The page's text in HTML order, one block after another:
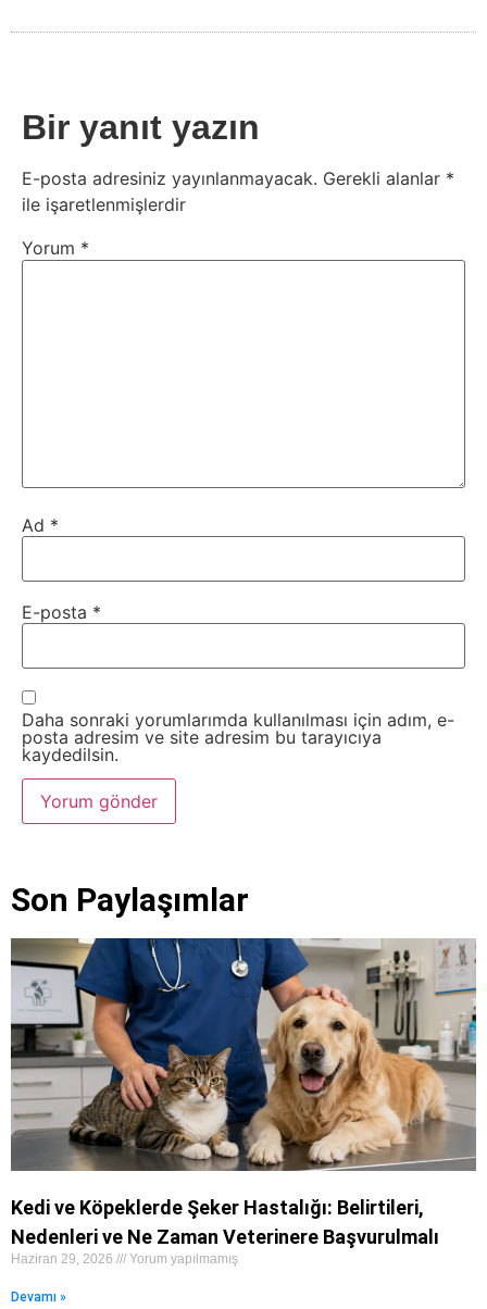
Bir yanıt yazın
E-posta adresiniz yayınlanmayacak. Gerekli alanlar *
ile işaretlenmişlerdir
Yorum *
Ad *
E-posta *
Daha sonraki yorumlarımda kullanılması için adım, e-
posta adresim ve site adresim bu tarayıcıya
kaydedilsin.
Son Paylaşımlar
Kedi ve Köpeklerde Şeker Hastalığı: Belirtileri,
Nedenleri ve Ne Zaman Veterinere Başvurulmalı
Haziran 29, 2026 Yorum yapılmamış
Devamı »